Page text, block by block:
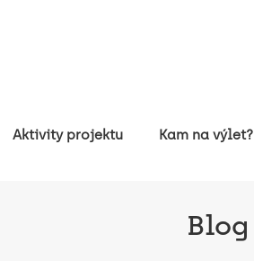
Aktivity projektu Kam na výlet?
Blog